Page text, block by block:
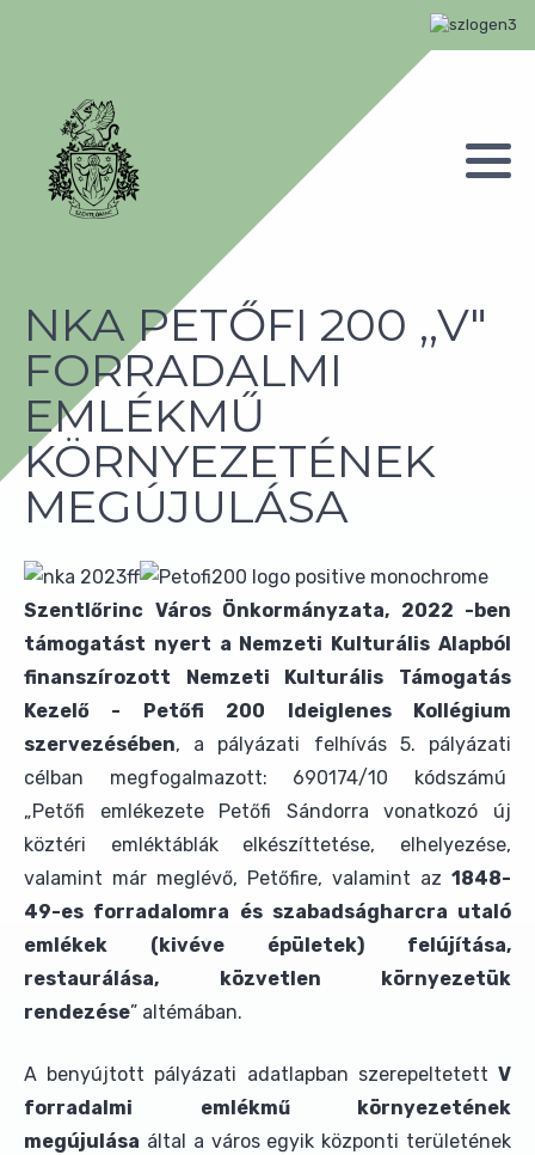
NKA PETŐFI 200 ,,V"
FORRADALMI
EMLÉKMŰ
KÖRNYEZETÉNEK
MEGÚJULÁSA
Szentlőrinc Város Önkormányzata, 2022 -ben
támogatást nyert a Nemzeti Kulturális Alapból
finanszírozott Nemzeti Kulturális Támogatás
Kezelő - Petőfi 200 Ideiglenes Kollégium
szervezésében, a pályázati felhívás 5. pályázati
célban megfogalmazott: 690174/10 kódszámú
„Petőfi emlékezete Petőfi Sándorra vonatkozó új
köztéri emléktáblák elkészíttetése, elhelyezése,
valamint már meglévő, Petőfire, valamint az 1848-
49-es forradalomra és szabadságharcra utaló
emlékek (kivéve épületek) felújítása,
restaurálása, közvetlen környezetük
rendezése” altémában.
A benyújtott pályázati adatlapban szerepeltetett V
forradalmi emlékmű környezetének
megújulása által a város egyik központi területének